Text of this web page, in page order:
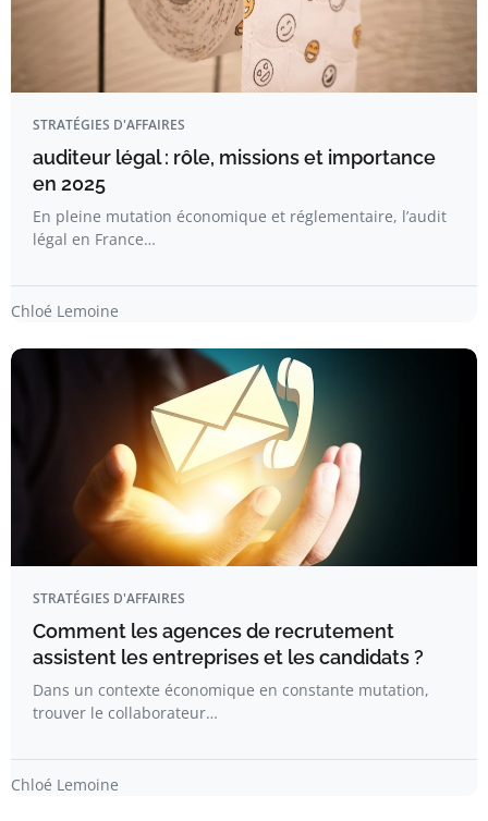
STRATÉGIES D'AFFAIRES
auditeur légal : rôle, missions et importance
en 2025
En pleine mutation économique et réglementaire, l’audit
légal en France…
Chloé Lemoine
STRATÉGIES D'AFFAIRES
Comment les agences de recrutement
assistent les entreprises et les candidats ?
Dans un contexte économique en constante mutation,
trouver le collaborateur…
Chloé Lemoine